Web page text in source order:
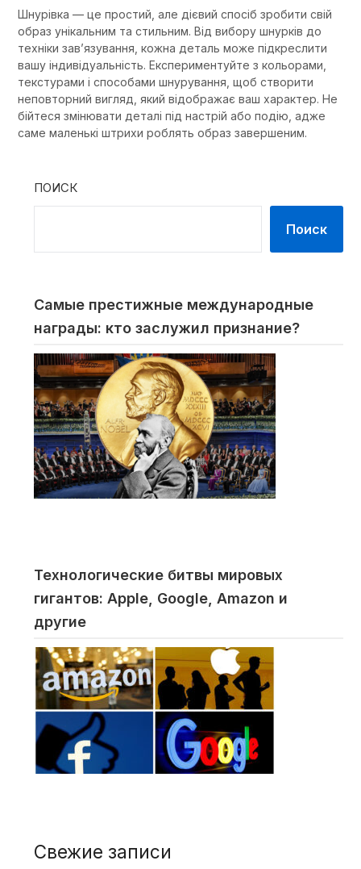
Шнурівка — це простий, але дієвий спосіб зробити свій
образ унікальним та стильним. Від вибору шнурків до
техніки зав’язування, кожна деталь може підкреслити
вашу індивідуальність. Експериментуйте з кольорами,
текстурами і способами шнурування, щоб створити
неповторний вигляд, який відображає ваш характер. Не
бійтеся змінювати деталі під настрій або подію, адже
саме маленькі штрихи роблять образ завершеним.
ПОИСК
Поиск
Самые престижные международные
награды: кто заслужил признание?
Технологические битвы мировых
гигантов: Apple, Google, Amazon и
другие
Свежие записи